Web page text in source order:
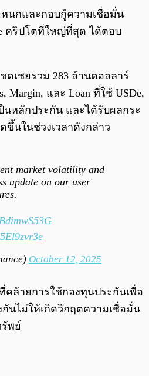
นกและกอบกู้ความเชื่อมั่น
คริปโตที่ใหญ่ที่สุด ได้ตอบ
ดเชยรวม 283 ล้านดอลลาร์
Margin, และ Loan ที่ใช้ USDe,
นหลักประกัน และได้รับผลกระ
ขึ้นในช่วงเวลาดังกล่าว
market volatility and
update on our user
October 12, 2025
ล้ายการใช้กองทุนประกันเพื่อ
นไม่ให้เกิดวิกฤตความเชื่อมั่น
พย์